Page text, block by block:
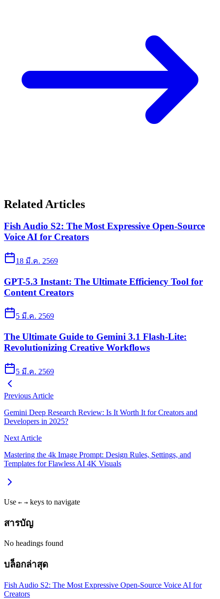
Related Articles
Fish Audio S2: The Most Expressive Open-Source
Voice AI for Creators
18 มี.ค. 2569
GPT-5.3 Instant: The Ultimate Efficiency Tool for
Content Creators
5 มี.ค. 2569
The Ultimate Guide to Gemini 3.1 Flash-Lite:
Revolutionizing Creative Workflows
5 มี.ค. 2569
Previous Article
Gemini Deep Research Review: Is It Worth It for Creators and
Developers in 2025?
Next Article
Mastering the 4k Image Prompt: Design Rules, Settings, and
Templates for Flawless AI 4K Visuals
Use ← → keys to navigate
สารบัญ
No headings found
บล็อกล่าสุด
Fish Audio S2: The Most Expressive Open-Source Voice AI for
Creators